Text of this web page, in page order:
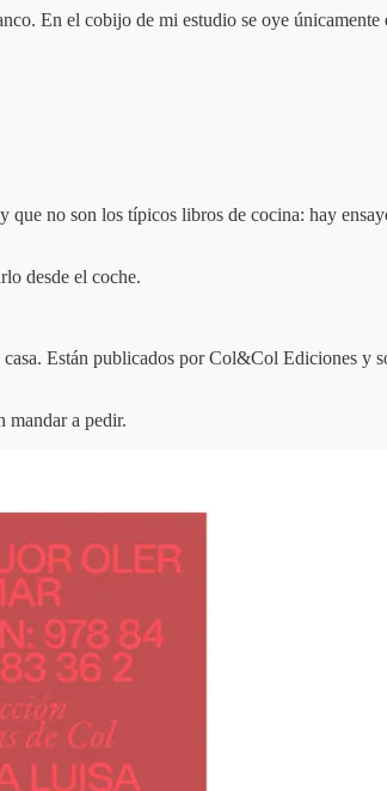
En el cobijo de mi estudio se oye
que no son los típicos libros de cocina: hay
desde el coche.
Están publicados por Col&Col Ediciones y
mandar a pedir.